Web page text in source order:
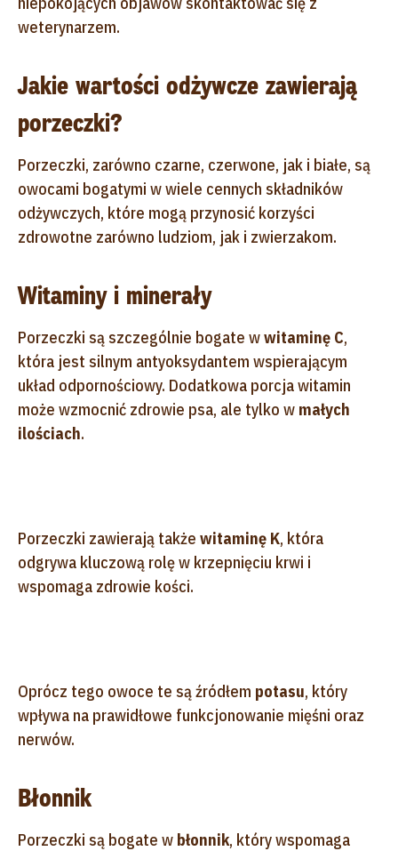
weterynarzem.
Jakie wartości odżywcze zawierają
porzeczki?
Porzeczki, zarówno czarne, czerwone, jak i białe, są
owocami bogatymi w wiele cennych składników
odżywczych, które mogą przynosić korzyści
zdrowotne zarówno ludziom, jak i zwierzakom.
Witaminy i minerały
Porzeczki są szczególnie bogate wwitaminę C,
która jest silnym antyoksydantem wspierającym
układ odpornościowy. Dodatkowa porcja witamin
może wzmocnić zdrowie psa, ale tylko w małych
ilościach.
Porzeczki zawierają także witaminę K, która
odgrywa kluczową rolę w krzepnięciu krwi i
wspomaga zdrowie kości.
Oprócz tego owoce te są źródłem potasu, który
wpływa na prawidłowe funkcjonowanie mięśni oraz
nerwów.
Błonnik
Porzeczki są bogate w błonnik, który wspomaga